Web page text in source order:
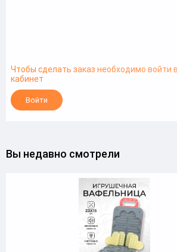
Чтобы сделать заказ необходимо войти
кабинет
Войти
Вы недавно смотрели